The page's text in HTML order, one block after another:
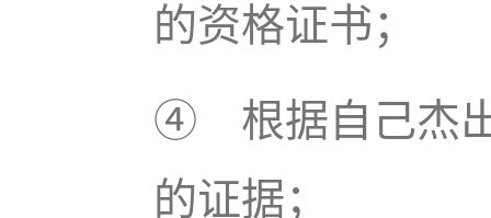
的资格证书；
④ 根据自己杰出
的证据；